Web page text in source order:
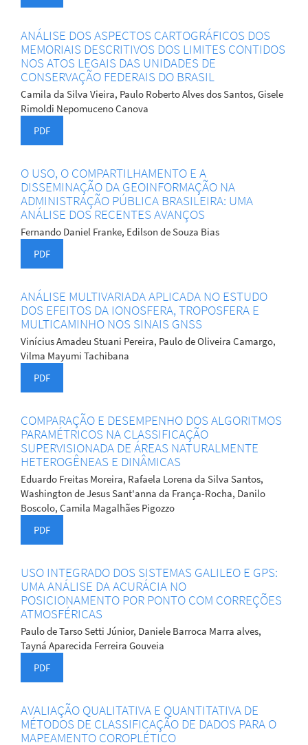
ANÁLISE DOS ASPECTOS CARTOGRÁFICOS DOS
MEMORIAIS DESCRITIVOS DOS LIMITES CONTIDOS
NOS ATOS LEGAIS DAS UNIDADES DE
CONSERVAÇÃO FEDERAIS DO BRASIL
Camila da Silva Vieira, Paulo Roberto Alves dos Santos, Gisele
Rimoldi Nepomuceno Canova
PDF
O USO, O COMPARTILHAMENTO E A
DISSEMINAÇÃO DA GEOINFORMAÇÃO NA
ADMINISTRAÇÃO PÚBLICA BRASILEIRA: UMA
ANÁLISE DOS RECENTES AVANÇOS
Fernando Daniel Franke, Edilson de Souza Bias
PDF
ANÁLISE MULTIVARIADA APLICADA NO ESTUDO
DOS EFEITOS DA IONOSFERA, TROPOSFERA E
MULTICAMINHO NOS SINAIS GNSS
Vinícius Amadeu Stuani Pereira, Paulo de Oliveira Camargo,
Vilma Mayumi Tachibana
PDF
COMPARAÇÃO E DESEMPENHO DOS ALGORITMOS
PARAMÉTRICOS NA CLASSIFICAÇÃO
SUPERVISIONADA DE ÁREAS NATURALMENTE
HETEROGÊNEAS E DINÂMICAS
Eduardo Freitas Moreira, Rafaela Lorena da Silva Santos,
Washington de Jesus Sant'anna da França-Rocha, Danilo
Boscolo, Camila Magalhães Pigozzo
PDF
USO INTEGRADO DOS SISTEMAS GALILEO E GPS:
UMA ANÁLISE DA ACURÁCIA NO
POSICIONAMENTO POR PONTO COM CORREÇÕES
ATMOSFÉRICAS
Paulo de Tarso Setti Júnior, Daniele Barroca Marra alves,
Tayná Aparecida Ferreira Gouveia
PDF
AVALIAÇÃO QUALITATIVA E QUANTITATIVA DE
MÉTODOS DE CLASSIFICAÇÃO DE DADOS PARA O
MAPEAMENTO COROPLÉTICO